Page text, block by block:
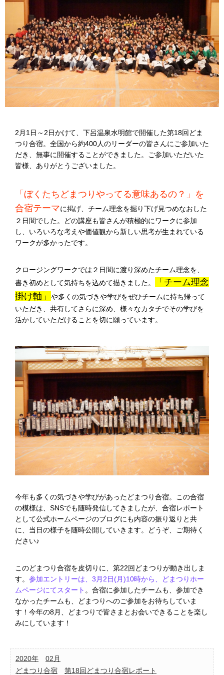
2月1日～2日かけて、下呂温泉水明館で開催した第18回どま
つり合宿。全国から約400人のリーダーの皆さんにご参加いた
だき、無事に開催することができました。ご参加いただいた
皆様、ありがとうございました。
「ぼくたちどまつりやってる意味あるの？」を
合宿テーマに掲げ、チーム理念を掘り下げ見つめなおした
２日間でした。どの講座も皆さんが積極的にワークに参加
し、いろいろな考えや価値観から新しい思考が生まれている
ワークが多かったです。
クロージングワークでは２日間に渡り深めたチーム理念を、
書き初めとして気持ちを込めて描きました。
「チーム理念
掛け軸」
や多くの気づきや学びをぜひチームに持ち帰って
いただき、共有してさらに深め、様々なカタチでその学びを
活かしていただけることを切に願っています。
今年も多くの気づきや学びがあったどまつり合宿。この合宿
の模様は、SNSでも随時発信してきましたが、合宿レポート
として公式ホームページのブログにも内容の振り返りと共
に、当日の様子を随時公開していきます。どうぞ、ご期待く
ださい♪
このどまつり合宿を皮切りに、第22回どまつりが動き出しま
す。 参加エントリーは、3月2日(月)10時から、どまつりホー
ムページにてスタート 。合宿に参加したチームも、参加でき
なかったチームも、どまつりへのご参加をお待ちしていま
す！今年の8月、どまつりで皆さまとお会いできることを楽し
みにしています！
2020年
02月
どまつり合宿
第18回どまつり合宿レポート